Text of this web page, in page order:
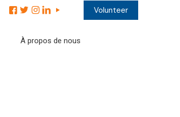
Volunteer
À propos de nous